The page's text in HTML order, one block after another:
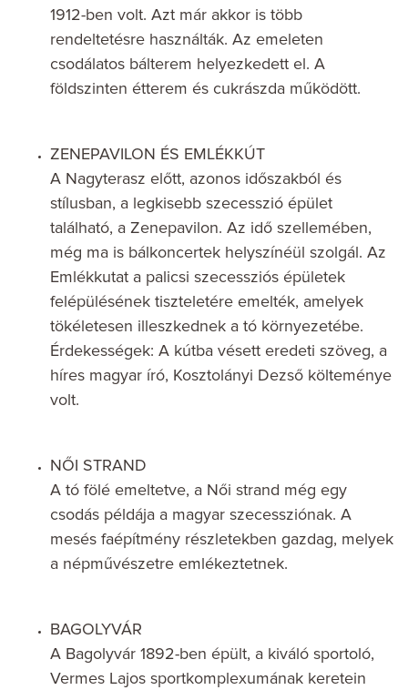
1912-ben volt. Azt már akkor is több
rendeltetésre használták. Az emeleten
csodálatos bálterem helyezkedett el. A
földszinten étterem és cukrászda működött.
ZENEPAVILON ÉS EMLÉKKÚT
A Nagyterasz előtt, azonos időszakból és
stílusban, a legkisebb szecesszió épület
található, a Zenepavilon. Az idő szellemében,
még ma is bálkoncertek helyszínéül szolgál. Az
Emlékkutat a palicsi szecessziós épületek
felépülésének tiszteletére emelték, amelyek
tökéletesen illeszkednek a tó környezetébe.
Érdekességek: A kútba vésett eredeti szöveg, a
híres magyar író, Kosztolányi Dezső költeménye
volt.
NŐI STRAND
A tó fölé emeltetve, a Női strand még egy
csodás példája a magyar szecessziónak. A
mesés faépítmény részletekben gazdag, melyek
a népművészetre emlékeztetnek.
BAGOLYVÁR
A Bagolyvár 1892-ben épült, a kiváló sportoló,
Vermes Lajos sportkomplexumának keretein